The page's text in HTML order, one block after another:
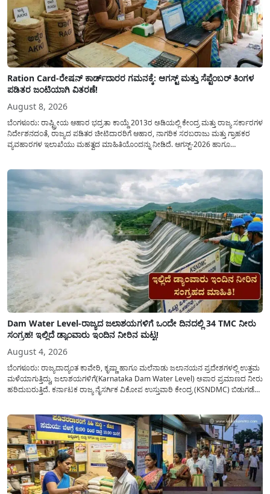
Ration Card-ರೇಷನ್ ಕಾರ್ಡ್‍ದಾರರ ಗಮನಕ್ಕೆ: ಆಗಸ್ಟ್ ಮತ್ತು ಸೆಪ್ಟೆಂಬರ್ ತಿಂಗಳ
ಪಡಿತರ ಜಂಟಿಯಾಗಿ ವಿತರಣೆ!
August 8, 2026
ಬೆಂಗಳೂರು: ರಾಷ್ಟ್ರೀಯ ಆಹಾರ ಭದ್ರತಾ ಕಾಯ್ದೆ 2013ರ ಅಡಿಯಲ್ಲಿ ಕೇಂದ್ರ ಮತ್ತು ರಾಜ್ಯ ಸರ್ಕಾರಗಳ
ನಿರ್ದೇಶನದಂತೆ, ರಾಜ್ಯದ ಪಡಿತರ ಚೀಟಿದಾರರಿಗೆ ಆಹಾರ, ನಾಗರಿಕ ಸರಬರಾಜು ಮತ್ತು ಗ್ರಾಹಕರ
ವ್ಯವಹಾರಗಳ ಇಲಾಖೆಯು ಮಹತ್ವದ ಮಾಹಿತಿಯೊಂದನ್ನು ನೀಡಿದೆ. ಆಗಸ್ಟ್-2026 ಹಾಗೂ
Dam Water Level-ರಾಜ್ಯದ ಜಲಾಶಯಗಳಿಗೆ ಒಂದೇ ದಿನದಲ್ಲಿ 34 TMC ನೀರು
ಸಂಗ್ರಹ! ಇಲ್ಲಿದೆ ಡ್ಯಾಂವಾರು ಇಂದಿನ ನೀರಿನ ಮಟ್ಟ!
August 4, 2026
ಬೆಂಗಳೂರು: ರಾಜ್ಯದಾದ್ಯಂತ ಕಾವೇರಿ, ಕೃಷ್ಣಾ ಹಾಗೂ ಮಲೆನಾಡು ಜಲಾನಯನ ಪ್ರದೇಶಗಳಲ್ಲಿ ಉತ್ತಮ
ಮಳೆಯಾಗುತ್ತಿದ್ದು, ಜಲಾಶಯಗಳಿಗೆ(Karnataka Dam Water Level) ಅಪಾರ ಪ್ರಮಾಣದ ನೀರು
ಹರಿದುಬರುತ್ತಿದೆ. ಕರ್ನಾಟಕ ರಾಜ್ಯ ನೈಸರ್ಗಿಕ ವಿಕೋಪ ಉಸ್ತುವಾರಿ ಕೇಂದ್ರ (KSNDMC) ಬಿಡುಗಡೆ